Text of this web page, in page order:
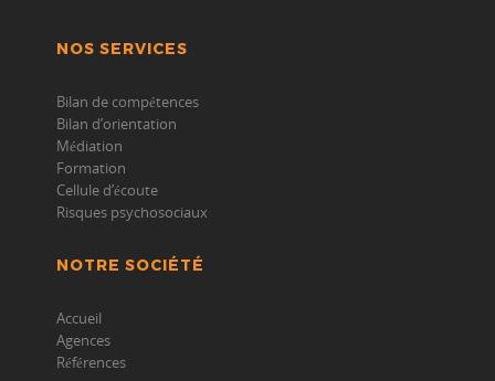
NOS SERVICES
Bilan de compétences
Bilan d’orientation
Médiation
Formation
Cellule d’écoute
Risques psychosociaux
NOTRE SOCIÉTÉ
Accueil
Agences
Références